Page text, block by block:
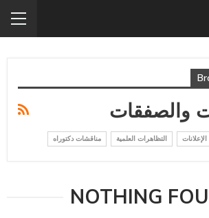
والصفقات
الإعلانات التظاهرات العلمية مناقشات دكتوراه
NOTHING